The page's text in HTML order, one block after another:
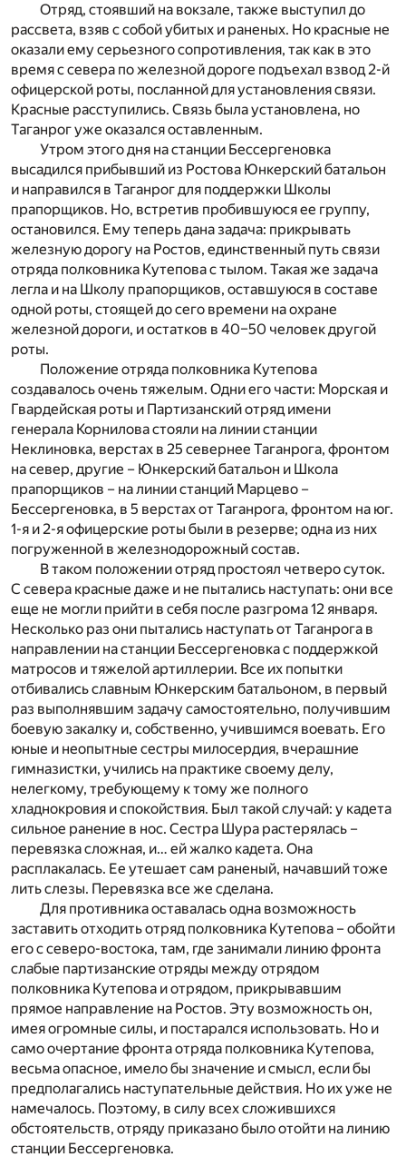
Отряд, стоявший на вокзале, также выступил до
рассвета, взяв с собой убитых и раненых. Но красные не
оказали ему серьезного сопротивления, так как в это
время с севера по железной дороге подъехал взвод 2-й
офицерской роты, посланной для установления связи.
Красные расступились. Связь была установлена, но
Таганрог уже оказался оставленным.
Утром этого дня на станции Бессергеновка
высадился прибывший из Ростова Юнкерский батальон
и направился в Таганрог для поддержки Школы
прапорщиков. Но, встретив пробившуюся ее группу,
остановился. Ему теперь дана задача: прикрывать
железную дорогу на Ростов, единственный путь связи
отряда полковника Кутепова с тылом. Такая же задача
легла и на Школу прапорщиков, оставшуюся в составе
одной роты, стоящей до сего времени на охране
железной дороги, и остатков в 40–50 человек другой
роты.
Положение отряда полковника Кутепова
создавалось очень тяжелым. Одни его части: Морская и
Гвардейская роты и Партизанский отряд имени
генерала Корнилова стояли на линии станции
Неклиновка, верстах в 25 севернее Таганрога, фронтом
на север, другие – Юнкерский батальон и Школа
прапорщиков – на линии станций Марцево –
Бессергеновка, в 5 верстах от Таганрога, фронтом на юг.
1-я и 2-я офицерские роты были в резерве; одна из них
погруженной в железнодорожный состав.
В таком положении отряд простоял четверо суток.
С севера красные даже и не пытались наступать: они все
еще не могли прийти в себя после разгрома 12 января.
Несколько раз они пытались наступать от Таганрога в
направлении на станции Бессергеновка с поддержкой
матросов и тяжелой артиллерии. Все их попытки
отбивались славным Юнкерским батальоном, в первый
раз выполнявшим задачу самостоятельно, получившим
боевую закалку и, собственно, учившимся воевать. Его
юные и неопытные сестры милосердия, вчерашние
гимназистки, учились на практике своему делу,
нелегкому, требующему к тому же полного
хладнокровия и спокойствия. Был такой случай: у кадета
сильное ранение в нос. Сестра Шура растерялась –
перевязка сложная, и… ей жалко кадета. Она
расплакалась. Ее утешает сам раненый, начавший тоже
лить слезы. Перевязка все же сделана.
Для противника оставалась одна возможность
заставить отходить отряд полковника Кутепова – обойти
его с северо-востока, там, где занимали линию фронта
слабые партизанские отряды между отрядом
полковника Кутепова и отрядом, прикрывавшим
прямое направление на Ростов. Эту возможность он,
имея огромные силы, и постарался использовать. Но и
само очертание фронта отряда полковника Кутепова,
весьма опасное, имело бы значение и смысл, если бы
предполагались наступательные действия. Но их уже не
намечалось. Поэтому, в силу всех сложившихся
обстоятельств, отряду приказано было отойти на линию
станции Бессергеновка.